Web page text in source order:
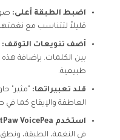
اضبط الطبقة أعلى:
قليلاً لتتناسب مع
أضف تنويعات التوقف:
بين الكلمات. بإضافة هذه
طبيعية.
قلد تعبيراتها: "مثير"
العاطفة والإيقاع كما في
استخدم HitPaw VoicePea لضبط التفاصيل:
في النغمة، الطبقة،